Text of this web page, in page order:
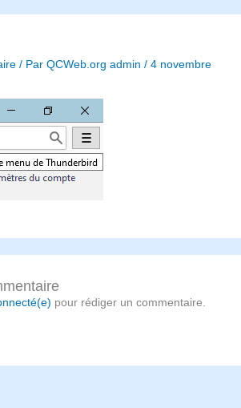
/ Par QCWeb.org admin / 4 novembre
pour rédiger un commentaire.